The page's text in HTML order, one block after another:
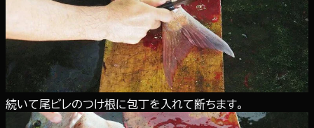
続いて尾ビレのつけ根に包丁を入れて断ちます。